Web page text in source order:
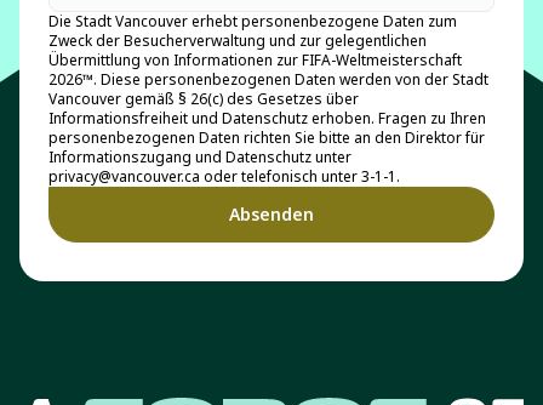
Die Stadt Vancouver erhebt personenbezogene Daten zum
Zweck der Besucherverwaltung und zur gelegentlichen
Übermittlung von Informationen zur FIFA-Weltmeisterschaft
2026™. Diese personenbezogenen Daten werden von der Stadt
Vancouver gemäß § 26(c) des Gesetzes über
Informationsfreiheit und Datenschutz erhoben. Fragen zu Ihren
personenbezogenen Daten richten Sie bitte an den Direktor für
Informationszugang und Datenschutz unter
privacy@vancouver.ca oder telefonisch unter 3-1-1.